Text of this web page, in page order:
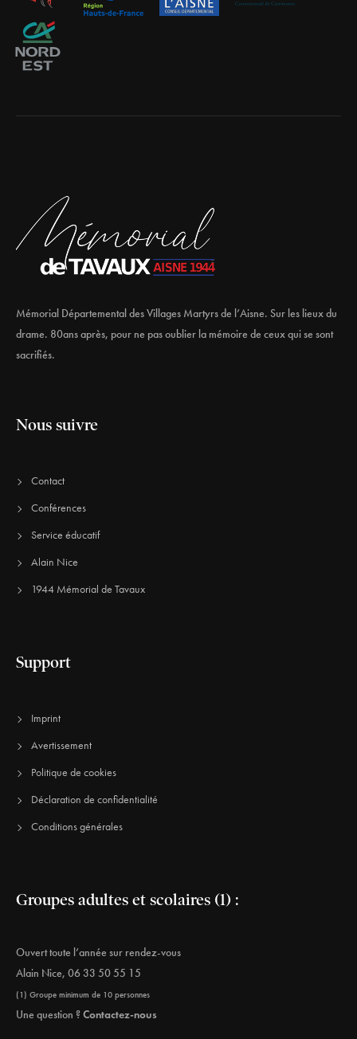
Mémorial Départemental des Villages Martyrs de l’Aisne. Sur les lieux du
drame. 80ans après, pour ne pas oublier la mémoire de ceux qui se sont
sacrifiés.
Nous suivre
Contact
Conférences
Service éducatif
Alain Nice
1944 Mémorial de Tavaux
Support
Imprint
Avertissement
Politique de cookies
Déclaration de confidentialité
Conditions générales
Groupes adultes et scolaires (1) :
Ouvert toute l’année sur rendez-vous
Alain Nice, 06 33 50 55 15
(1) Groupe minimum de 10 personnes
Une question ?Contactez-nous